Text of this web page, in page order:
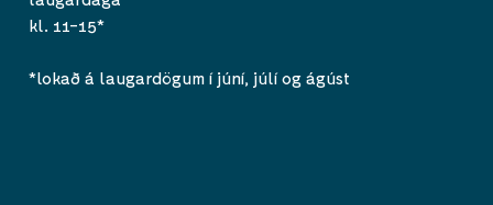
kl. 11-15*
*lokað á laugardögum í júní, júlí og ágúst